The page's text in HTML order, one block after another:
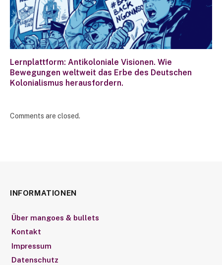
Lernplattform: Antikoloniale Visionen. Wie
Bewegungen weltweit das Erbe des Deutschen
Kolonialismus herausfordern.
Comments are closed.
INFORMATIONEN
Über mangoes & bullets
Kontakt
Impressum
Datenschutz